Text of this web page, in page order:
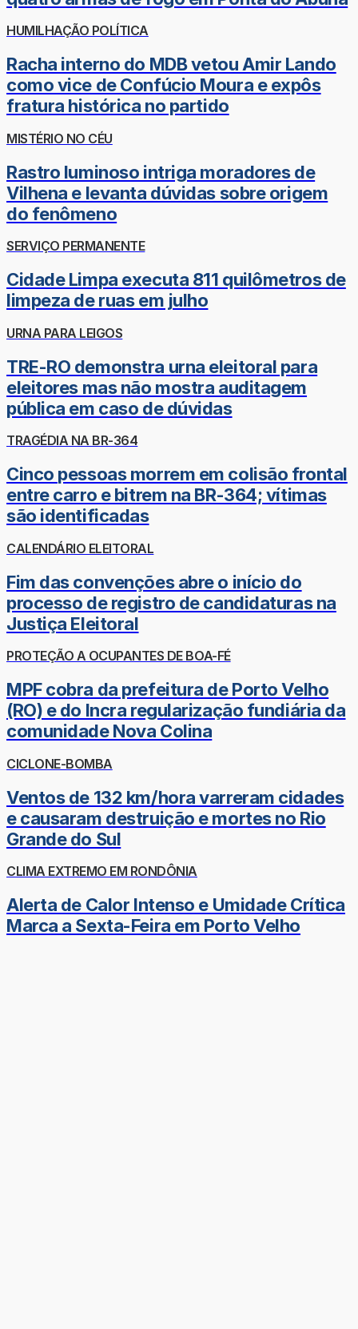
HUMILHAÇÃO POLÍTICA
Racha interno do MDB vetou Amir Lando
como vice de Confúcio Moura e expôs
fratura histórica no partido
MISTÉRIO NO CÉU
Rastro luminoso intriga moradores de
Vilhena e levanta dúvidas sobre origem
do fenômeno
SERVIÇO PERMANENTE
Cidade Limpa executa 811 quilômetros de
limpeza de ruas em julho
URNA PARA LEIGOS
TRE-RO demonstra urna eleitoral para
eleitores mas não mostra auditagem
pública em caso de dúvidas
TRAGÉDIA NA BR-364
Cinco pessoas morrem em colisão frontal
entre carro e bitrem na BR-364; vítimas
são identificadas
CALENDÁRIO ELEITORAL
Fim das convenções abre o início do
processo de registro de candidaturas na
Justiça Eleitoral
PROTEÇÃO A OCUPANTES DE BOA-FÉ
MPF cobra da prefeitura de Porto Velho
(RO) e do Incra regularização fundiária da
comunidade Nova Colina
CICLONE-BOMBA
Ventos de 132 km/hora varreram cidades
e causaram destruição e mortes no Rio
Grande do Sul
CLIMA EXTREMO EM RONDÔNIA
Alerta de Calor Intenso e Umidade Crítica
Marca a Sexta-Feira em Porto Velho